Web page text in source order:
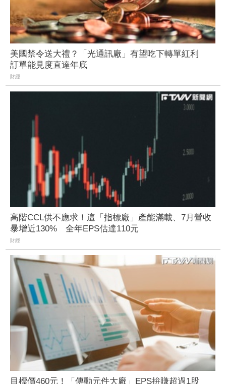
美國禁令送大禮？「光通訊廠」有望吃下轉單紅利
訂單能見度直達年底
財經
高階CCL供不應求！這「指標廠」產能滿載、7月營收
暴增近130% 全年EPS估達110元
財經
目標價460元！「傳動元件大廠」EPS拚賺超過1股